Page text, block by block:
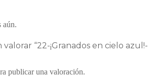
aún.
“22-¡Granados en cielo azul!-
publicar una valoración.